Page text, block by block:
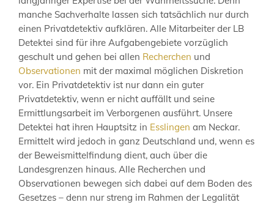
manche Sachverhalte lassen sich tatsächlich nur durch
einen Privatdetektiv aufklären. Alle Mitarbeiter der LB
Detektei sind für ihre Aufgabengebiete vorzüglich
geschult und gehen bei allen Recherchen und
Observationen mit der maximal möglichen Diskretion
vor. Ein Privatdetektiv ist nur dann ein guter
Privatdetektiv, wenn er nicht auffällt und seine
Ermittlungsarbeit im Verborgenen ausführt. Unsere
Detektei hat ihren Hauptsitz in Esslingen am Neckar.
Ermittelt wird jedoch in ganz Deutschland und, wenn es
der Beweismittelfindung dient, auch über die
Landesgrenzen hinaus. Alle Recherchen und
Observationen bewegen sich dabei auf dem Boden des
Gesetzes – denn nur streng im Rahmen der Legalität